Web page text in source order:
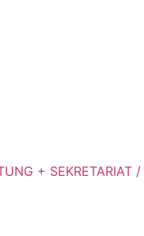
+ SEKRETARIAT /